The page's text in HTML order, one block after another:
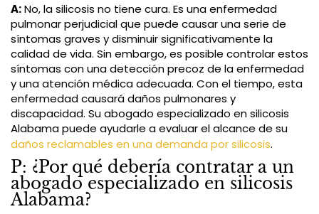
A:No, la silicosis no tiene cura. Es una enfermedad
pulmonar perjudicial que puede causar una serie de
síntomas graves y disminuir significativamente la
calidad de vida. Sin embargo, es posible controlar estos
síntomas con una detección precoz de la enfermedad
y una atención médica adecuada. Con el tiempo, esta
enfermedad causará daños pulmonares y
discapacidad. Su abogado especializado en silicosis
Alabama puede ayudarle a evaluar el alcance de su
daños reclamables en una demanda por silicosis.
P: ¿Por qué debería contratar a un
abogado especializado en silicosis
Alabama?